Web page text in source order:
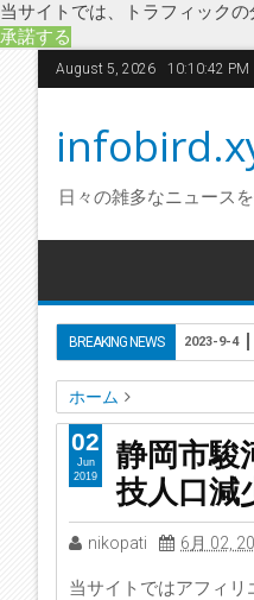
当サイトでは、トラフィック
承諾する
August 5, 2026 10:10:43 PM
日々の雑多なニュース
BREAKING NEWS 2023-9-4
ホーム
アクネスヤマナミ
ヤ
破産開始決定
静岡市
静岡市
技人口減
nikopati 6月 02,
当サイトではアフィ
02
Jun
2019